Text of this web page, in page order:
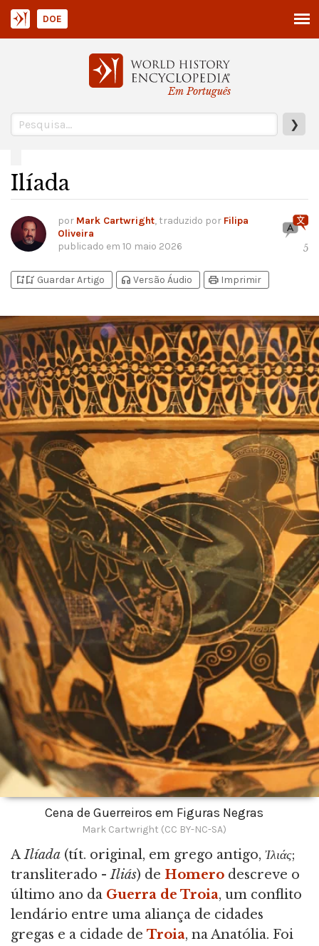
Em Português
❯
DOE
Ilíada
por Mark Cartwright, traduzido por Filipa
Oliveira
publicado em 10 maio 2026 5
bookmark_addbookmark_added Guardar Artigo headphones Versão Áudio print Imprimir
Cena de Guerreiros em Figuras Negras
Mark Cartwright (CC BY-NC-SA)
AIlíada (tít. original, em grego antigo, Ἰλιάς;
transliterado -Iliás) de Homero descreve o
último ano da Guerra de Troia, um conflito
lendário entre uma aliança de cidades
gregas e a cidade de Troia, na Anatólia. Foi